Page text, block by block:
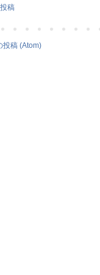
稿
投稿 (Atom)